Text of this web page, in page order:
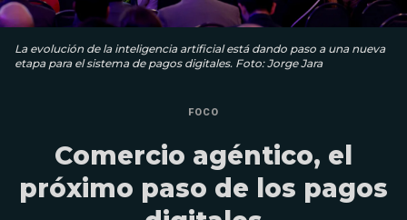
La evolución de la inteligencia artificial está dando paso a una nueva
etapa para el sistema de pagos digitales. Foto: Jorge Jara
FOCO
Comercio agéntico, el
próximo paso de los pagos